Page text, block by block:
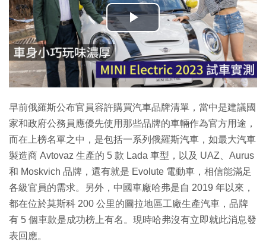
播
放
影
片
早前俄羅斯公布官員容許購買汽車品牌清單，當中是建議國
家和政府公務員應優先使用那些品牌的車輛作為官方用途，
而在上榜名單之中，是包括一系列俄羅斯汽車，如最大汽車
製造商 Avtovaz 生產的 5 款 Lada 車型，以及 UAZ、Aurus
和 Moskvich 品牌，還有就是 Evolute 電動車，相信能滿足
各級官員的需求。另外，中國車廠哈弗是自 2019 年以來，
都在位於莫斯科 200 公里的圖拉地區工廠生產汽車，品牌
有 5 個車款是成功榜上有名。現時哈弗沒有立即就此消息發
表回應。